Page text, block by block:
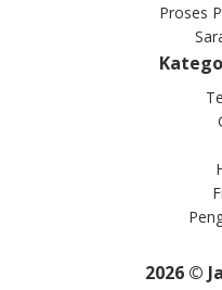
Proses
2026 ©